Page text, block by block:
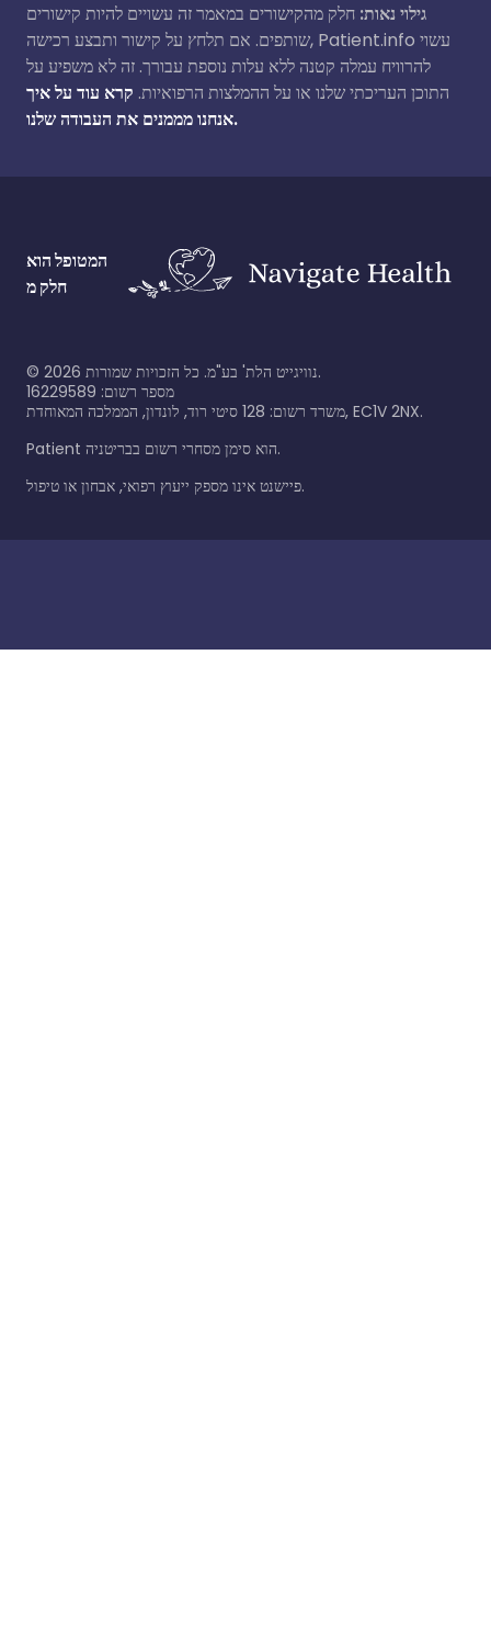
גילוי נאות: חלק מהקישורים במאמר זה עשויים להיות קישורים
שותפים. אם תלחץ על קישור ותבצע רכישה, Patient.info עשוי
להרוויח עמלה קטנה ללא עלות נוספת עבורך. זה לא משפיע על
התוכן העריכתי שלנו או על ההמלצות הרפואיות. קרא עוד על איך
אנחנו מממנים את העבודה שלנו.
המטופל הוא
חלק מ
© 2026
נוויגייט הלת' בע"מ. כל הזכויות שמורות.
מספר רשום: 16229589
משרד רשום: 128 סיטי רוד, לונדון, הממלכה המאוחדת, EC1V 2NX.
Patient הוא סימן מסחרי רשום בבריטניה.
פיישנט אינו מספק ייעוץ רפואי, אבחון או טיפול.